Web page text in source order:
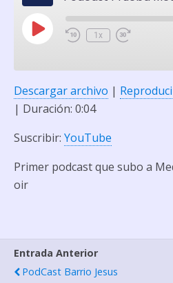
Play
EpisodeRewind
1x
Fast
seconds
YouTube
SHARE
Descargar archivo |
| Duración: 0:04
Suscribir: YouTube
Primer podcast que subo a
oir
Entrada Anterior
PodCast Barrio Jesus